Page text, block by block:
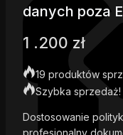
danych poza
1 .200 zł
19 produktów
Szybka
Dostosowanie